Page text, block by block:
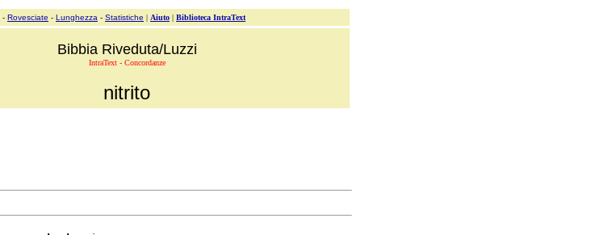
- Rovesciate - Lunghezza - Statistiche | Aiuto | Biblioteca IntraText
Bibbia Riveduta/Luzzi
IntraText - Concordanze
nitrito